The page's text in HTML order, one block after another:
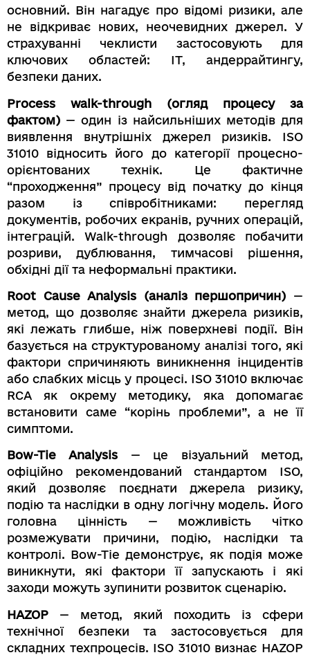
основний. Він нагадує про відомі ризики, але
не відкриває нових, неочевидних джерел. У
страхуванні чеклисти застосовують для
ключових областей: ІТ, андеррайтингу,
безпеки даних.
Process walk-through (огляд процесу за
фактом) — один із найсильніших методів для
виявлення внутрішніх джерел ризиків. ISO
31010 відносить його до категорії процесно-
орієнтованих технік. Це фактичне
“проходження” процесу від початку до кінця
разом із співробітниками: перегляд
документів, робочих екранів, ручних операцій,
інтеграцій. Walk-through дозволяє побачити
розриви, дублювання, тимчасові рішення,
обхідні дії та неформальні практики.
Root Cause Analysis (аналіз першопричин) —
метод, що дозволяє знайти джерела ризиків,
які лежать глибше, ніж поверхневі події. Він
базується на структурованому аналізі того, які
фактори спричиняють виникнення інцидентів
або слабких місць у процесі. ISO 31010 включає
RCA як окрему методику, яка допомагає
встановити саме “корінь проблеми”, а не її
симптоми.
Bow-Tie Analysis — це візуальний метод,
офіційно рекомендований стандартом ISO,
який дозволяє поєднати джерела ризику,
подію та наслідки в одну логічну модель. Його
головна цінність — можливість чітко
розмежувати причини, подію, наслідки та
контролі. Bow-Tie демонструє, як подія може
виникнути, які фактори її запускають і які
заходи можуть зупинити розвиток сценарію.
HAZOP — метод, який походить із сфери
технічної безпеки та застосовується для
складних техпроцесів. ISO 31010 визнає HAZOP